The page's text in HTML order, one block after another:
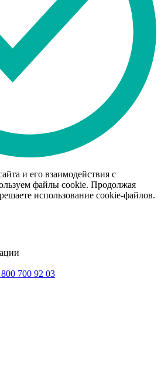
и его взаимодействия с
файлы cookie. Продолжая
использование cookie-файлов.
700 92 03